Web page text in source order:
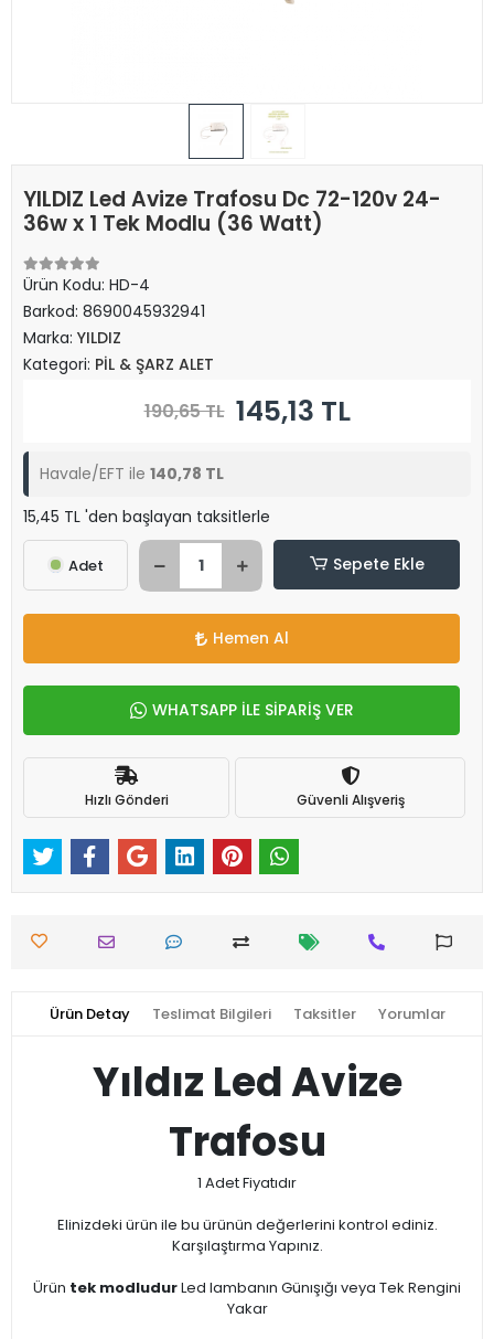
YILDIZ Led Avize Trafosu Dc 72-120v 24-
36w x 1 Tek Modlu (36 Watt)
Ürün Kodu: HD-4
Barkod: 8690045932941
Marka: YILDIZ
Kategori: PİL & ŞARZ ALET
190,65 TL 145,13 TL
Havale/EFT ile 140,78 TL
15,45 TL 'den başlayan taksitlerle
Adet Sepete Ekle
Hemen Al
WHATSAPP İLE SİPARİŞ VER
Hızlı Gönderi Güvenli Alışveriş
Ürün Detay Teslimat Bilgileri Taksitler Yorumlar
Yıldız Led Avize
Trafosu
1 Adet Fiyatıdır
Elinizdeki ürün ile bu ürünün değerlerini kontrol ediniz.
Karşılaştırma Yapınız.
Ürün tek modludurLed lambanın Günışığı veya Tek Rengini
Yakar